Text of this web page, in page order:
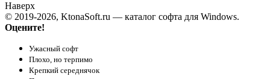
Наверх
© 2019-2026, KtonaSoft.ru — каталог софта для Windows.
Оцените!
Ужасный софт
Плохо, но терпимо
Крепкий середнячок